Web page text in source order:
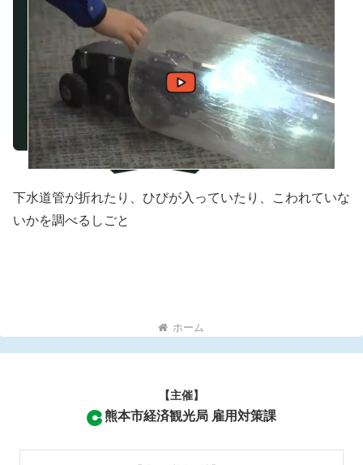
下水道管が折れたり、ひびが入っていたり、こわれていな
いかを調べるしごと
ホーム
【主催】
熊本市経済観光局 雇用対策課